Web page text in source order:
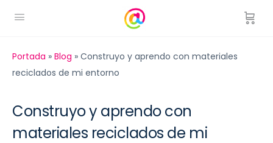
Portada » Blog » Construyo y aprendo con materiales
reciclados de mi entorno
Construyo y aprendo con
materiales reciclados de mi